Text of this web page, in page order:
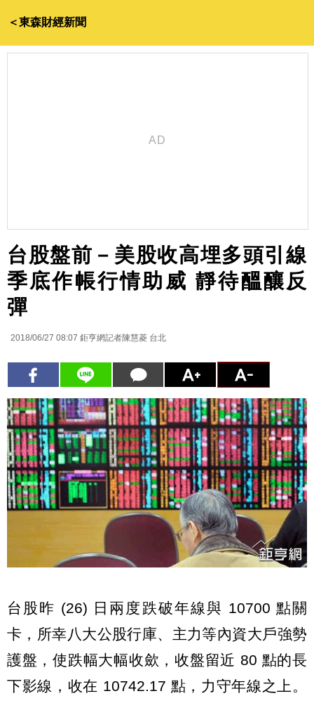
＜東森財經新聞
台股盤前－美股收高埋多頭引線
季底作帳行情助威 靜待醞釀反
彈
2018/06/27 08:07 鉅亨網記者陳慧菱 台北
台股昨 (26) 日兩度跌破年線與 10700 點關
卡，所幸八大公股行庫、主力等內資大戶強勢
護盤，使跌幅大幅收歛，收盤留近 80 點的長
下影線，收在 10742.17 點，力守年線之上。